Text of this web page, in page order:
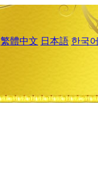
繁體中文 日本語 한국어